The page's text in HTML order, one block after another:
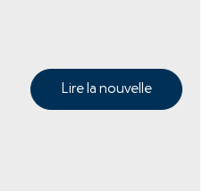
Lire la nouvelle